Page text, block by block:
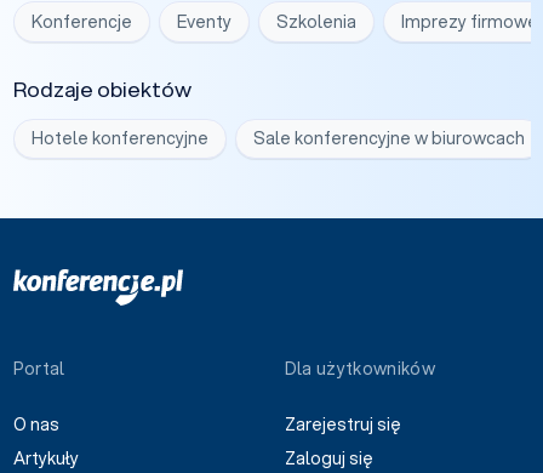
Konferencje Eventy Szkolenia Imprezy firmowe
Rodzaje obiektów
Hotele konferencyjne Sale konferencyjne w biurowcach
Portal
O nas
Artykuły
Dla użytkowników
Zarejestruj się
Zaloguj się